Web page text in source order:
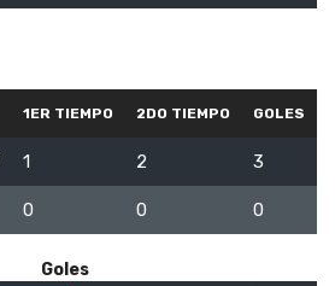
1ER TIEMPO 2DO TIEMPO GOLES
1 2 3
0 0 0
Goles